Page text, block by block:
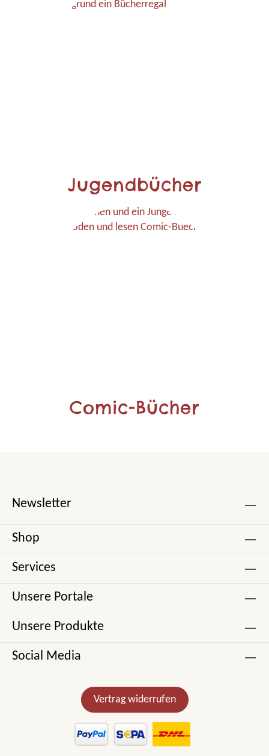
Jugendbücher
Comic-Bücher
Newsletter
Shop
Services
Unsere Portale
Unsere Produkte
Social Media
Vertrag widerrufen